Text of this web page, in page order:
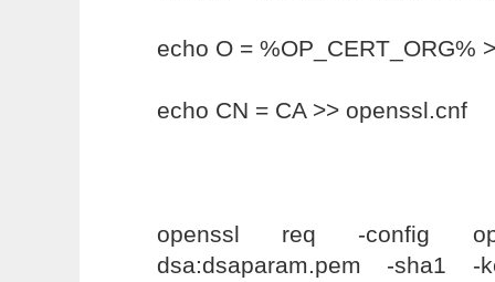
echo O = %OP_CERT_ORG%
echo CN = CA >> openssl.cnf
openssl req -config
dsa:dsaparam.pem -sha1